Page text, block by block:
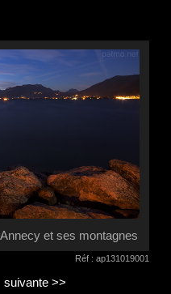
et ses montagnes
Réf : ap131019001
suivante >>